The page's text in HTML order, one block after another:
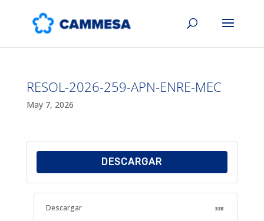
RESOL-2026-259-APN-ENRE-MEC
May 7, 2026
DESCARGAR
Descargar 338